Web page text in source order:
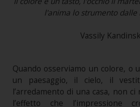
l'anima lo strumento dalle
Vassily
Quando osserviamo un colore, o
un paesaggio, il cielo, il
l’arredamento di una casa, non
l’effetto che l’impressione